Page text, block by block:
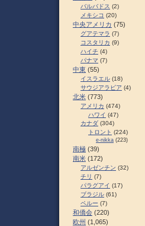
バルバドス (2)
メキシコ (20)
中央アメリカ (75)
グアテマラ (7)
コスタリカ (9)
ハイチ (4)
パナマ (7)
中東 (55)
イスラエル (18)
サウジアラビア (4)
北米 (773)
アメリカ (474)
ハワイ (47)
カナダ (304)
トロント (224)
e-nikka (223)
南極 (39)
南米 (172)
アルゼンチン (32)
チリ (7)
パラグアイ (17)
ブラジル (61)
ペルー (7)
和僑会 (220)
欧州 (1,065)